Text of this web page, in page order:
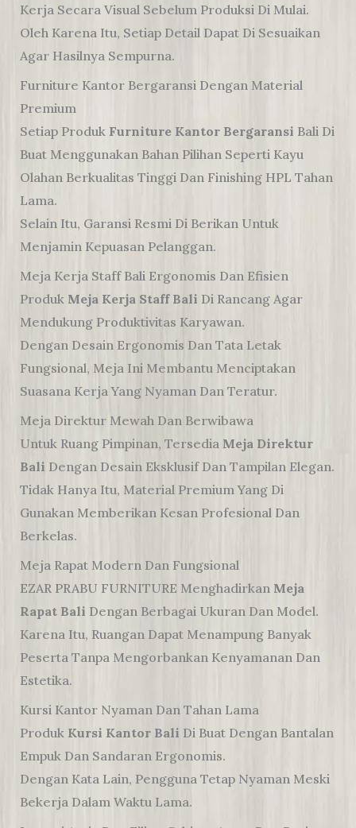
Kerja Secara Visual Sebelum Produksi Di Mulai.
Oleh Karena Itu, Setiap Detail Dapat Di Sesuaikan
Agar Hasilnya Sempurna.
Furniture Kantor Bergaransi Dengan Material
Premium
Setiap Produk Furniture Kantor Bergaransi Bali Di
Buat Menggunakan Bahan Pilihan Seperti Kayu
Olahan Berkualitas Tinggi Dan Finishing HPL Tahan
Lama.
Selain Itu, Garansi Resmi Di Berikan Untuk
Menjamin Kepuasan Pelanggan.
Meja Kerja Staff Bali Ergonomis Dan Efisien
Produk Meja Kerja Staff Bali Di Rancang Agar
Mendukung Produktivitas Karyawan.
Dengan Desain Ergonomis Dan Tata Letak
Fungsional, Meja Ini Membantu Menciptakan
Suasana Kerja Yang Nyaman Dan Teratur.
Meja Direktur Mewah Dan Berwibawa
Untuk Ruang Pimpinan, Tersedia Meja Direktur
Bali Dengan Desain Eksklusif Dan Tampilan Elegan.
Tidak Hanya Itu, Material Premium Yang Di
Gunakan Memberikan Kesan Profesional Dan
Berkelas.
Meja Rapat Modern Dan Fungsional
EZAR PRABU FURNITURE Menghadirkan Meja
Rapat Bali Dengan Berbagai Ukuran Dan Model.
Karena Itu, Ruangan Dapat Menampung Banyak
Peserta Tanpa Mengorbankan Kenyamanan Dan
Estetika.
Kursi Kantor Nyaman Dan Tahan Lama
Produk Kursi Kantor Bali Di Buat Dengan Bantalan
Empuk Dan Sandaran Ergonomis.
Dengan Kata Lain, Pengguna Tetap Nyaman Meski
Bekerja Dalam Waktu Lama.